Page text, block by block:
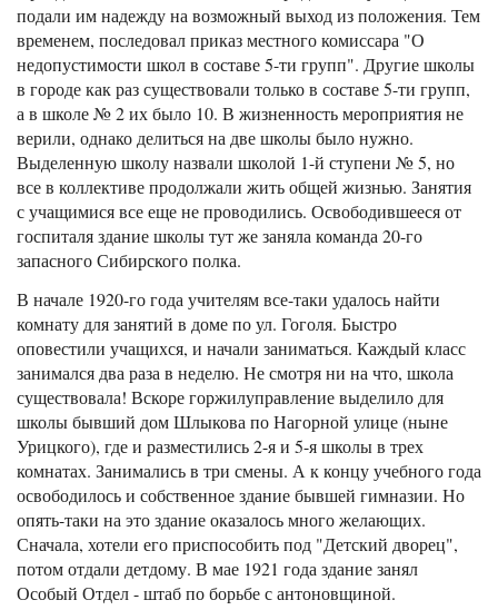
подали им надежду на возможный выход из положения. Тем
временем, последовал приказ местного комиссара "О
недопустимости школ в составе 5-ти групп". Другие школы
в городе как раз существовали только в составе 5-ти групп,
а в школе № 2 их было 10. В жизненность мероприятия не
верили, однако делиться на две школы было нужно.
Выделенную школу назвали школой 1-й ступени № 5, но
все в коллективе продолжали жить общей жизнью. Занятия
с учащимися все еще не проводились. Освободившееся от
госпиталя здание школы тут же заняла команда 20-го
запасного Сибирского полка.
В начале 1920-го года учителям все-таки удалось найти
комнату для занятий в доме по ул. Гоголя. Быстро
оповестили учащихся, и начали заниматься. Каждый класс
занимался два раза в неделю. Не смотря ни на что, школа
существовала! Вскоре горжилуправление выделило для
школы бывший дом Шлыкова по Нагорной улице (ныне
Урицкого), где и разместились 2-я и 5-я школы в трех
комнатах. Занимались в три смены. А к концу учебного года
освободилось и собственное здание бывшей гимназии. Но
опять-таки на это здание оказалось много желающих.
Сначала, хотели его приспособить под "Детский дворец",
потом отдали детдому. В мае 1921 года здание занял
Особый Отдел - штаб по борьбе с антоновщиной.